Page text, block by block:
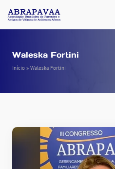
Waleska Fortini
Início » Waleska Fortini